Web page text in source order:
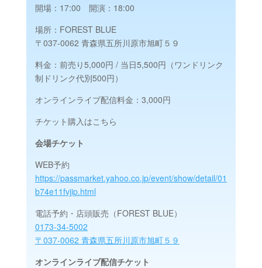
開場：17:00 開演：18:00
場所：FOREST BLUE
〒037-0062 青森県五所川原市旭町５９
料金：前売り5,000円 / 当日5,500円（ワンドリンク
制ドリンク代別500円）
オンラインライブ配信料金：3,000円
チケット購入はこちら
会場チケット
WEB予約
https://passmarket.yahoo.co.jp/event/show/detail/01
b74e11fvjip.html
電話予約・店頭販売（FOREST BLUE）
0173-34-5002
〒037-0062 青森県五所川原市旭町５９
オンラインライブ配信チケット